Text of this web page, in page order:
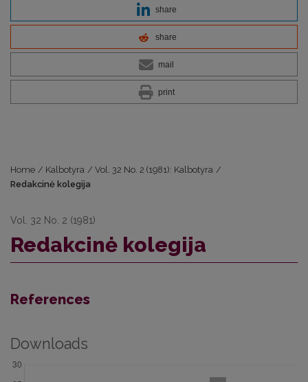
share
share
mail
print
Home / Kalbotyra / Vol. 32 No. 2 (1981): Kalbotyra /
Redakcinė kolegija
Vol. 32 No. 2 (1981)
Redakcinė kolegija
References
Downloads